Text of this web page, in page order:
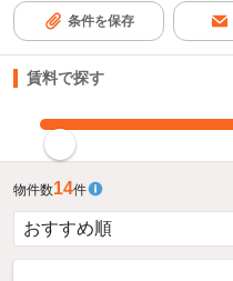
条件を保存
賃料で探す
物件数14件